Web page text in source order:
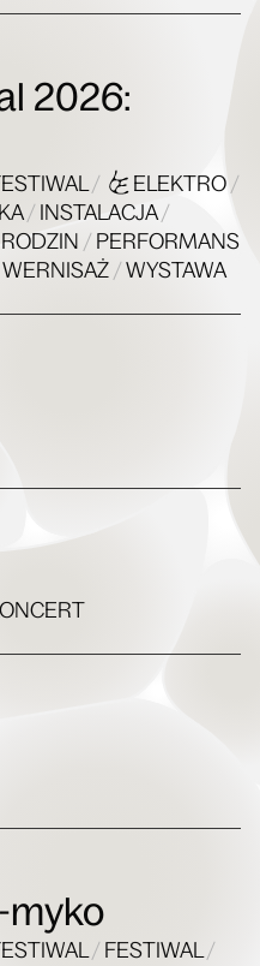
2026:
/ ELEKTRO /
/ INSTALACJA/
/ PERFORMANS
WERNISAŻ / WYSTAWA
myko
/ FESTIWAL/